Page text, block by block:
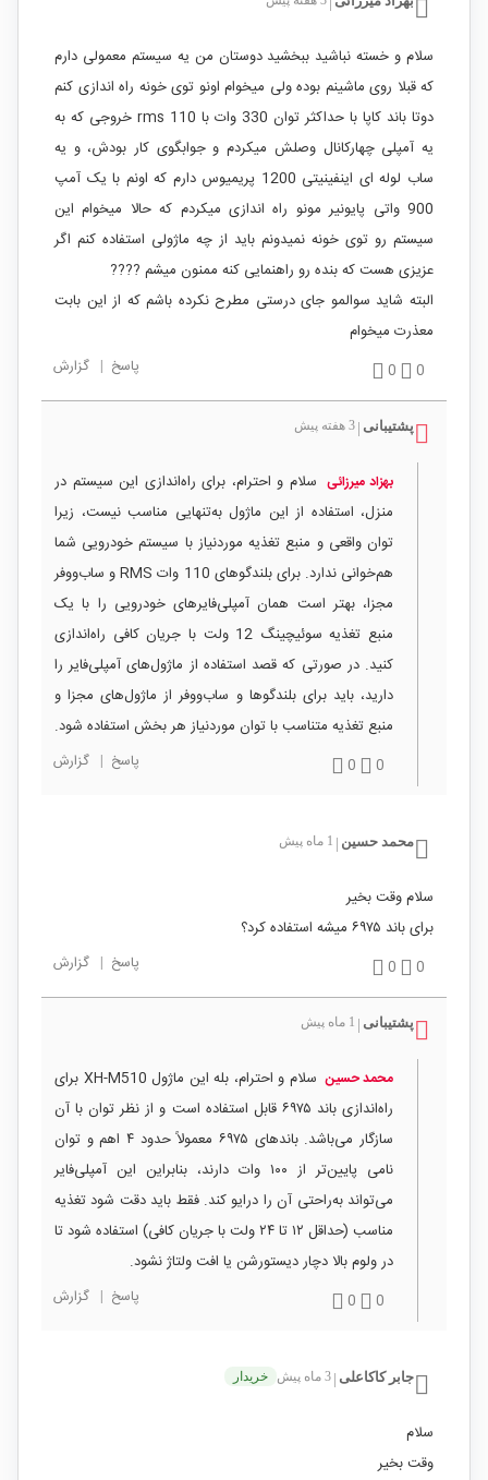
سلام و خسته نباشید ببخشید دوستان من یه سیستم معمولی دارم
که قبلا روی ماشینم بوده ولی میخوام اونو توی خونه راه اندازی کنم
دوتا باند کاپا با حداکثر توان 330 وات با 110 rms خروجی که به
یه آمپلی چهارکانال وصلش میکردم و جوابگوی کار بودش، و یه
ساب لوله ای اینفینیتی 1200 پریمیوس دارم که اونم با یک آمپ
900 واتی پایونیر مونو راه اندازی میکردم که حالا میخوام این
سیستم رو توی خونه نمیدونم باید از چه ماژولی استفاده کنم اگر
عزیزی هست که بنده رو راهنمایی کنه ممنون میشم ????
البته شاید سوالمو جای درستی مطرح نکرده باشم که از این بابت
معذرت میخوام
0
0 پاسخ | گزارش
پشتیبانی 3 هفته پیش
بهزاد میرزائی سلام و احترام، برای راه‌اندازی این سیستم در
منزل، استفاده از این ماژول به‌تنهایی مناسب نیست، زیرا
توان واقعی و منبع تغذیه موردنیاز با سیستم خودرویی شما
هم‌خوانی ندارد. برای بلندگوهای 110 وات RMS و ساب‌ووفر
مجزا، بهتر است همان آمپلی‌فایرهای خودرویی را با یک
منبع تغذیه سوئیچینگ 12 ولت با جریان کافی راه‌اندازی
کنید. در صورتی که قصد استفاده از ماژول‌های آمپلی‌فایر را
دارید، باید برای بلندگوها و ساب‌ووفر از ماژول‌های مجزا و
منبع تغذیه متناسب با توان موردنیاز هر بخش استفاده شود.
0
0 پاسخ | گزارش
محمد حسین 1 ماه پیش
سلام وقت بخیر
برای باند ۶۹۷۵ میشه استفاده کرد؟
0
0 پاسخ | گزارش
پشتیبانی 1 ماه پیش
محمد حسین
سلام و احترام، بله این ماژول XH-M510 برای
راه‌اندازی باند ۶۹۷۵ قابل استفاده است و از نظر توان با آن
سازگار می‌باشد. باندهای ۶۹۷۵ معمولاً حدود ۴ اهم و توان
نامی پایین‌تر از ۱۰۰ وات دارند، بنابراین این آمپلی‌فایر
می‌تواند به‌راحتی آن را درایو کند. فقط باید دقت شود تغذیه
مناسب (حداقل ۱۲ تا ۲۴ ولت با جریان کافی) استفاده شود تا
در ولوم بالا دچار دیستورشن یا افت ولتاژ نشود.
0
0 پاسخ | گزارش
جابر کاکاعلی 3 ماه پیش خریدار
سلام
وقت بخیر